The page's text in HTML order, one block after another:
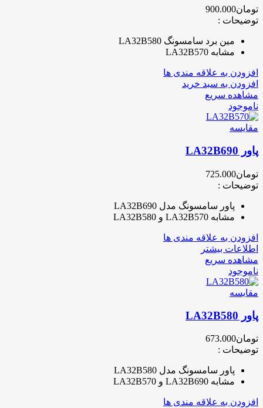
تومان900.000
توضیحات :
مین برد سامسونگ LA32B580
مشابه LA32B570
افزودن به علاقه مندی ها
افزودن به سبد خرید
مشاهده سریع
ناموجود
مقایسه
پاور LA32B690
تومان725.000
توضیحات :
پاور سامسونگ مدل LA32B690
مشابه LA32B570 و LA32B580
افزودن به علاقه مندی ها
اطلاعات بیشتر
مشاهده سریع
ناموجود
مقایسه
پاور LA32B580
تومان673.000
توضیحات :
پاور سامسونگ مدل LA32B580
مشابه LA32B690 و LA32B570
افزودن به علاقه مندی ها